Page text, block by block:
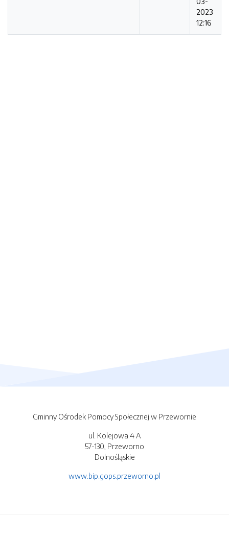
2023
12:16
Gminny Ośrodek Pomocy Społecznej w Przewornie
ul. Kolejowa 4 A
57-130, Przeworno
Dolnośląskie
www.bip.gops.przeworno.pl